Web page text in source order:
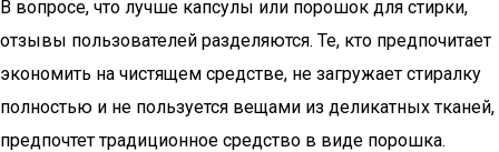
В вопросе, что лучше капсулы или порошок для стирки,
отзывы пользователей разделяются. Те, кто предпочитает
экономить на чистящем средстве, не загружает стиралку
полностью и не пользуется вещами из деликатных тканей,
предпочтет традиционное средство в виде порошка.